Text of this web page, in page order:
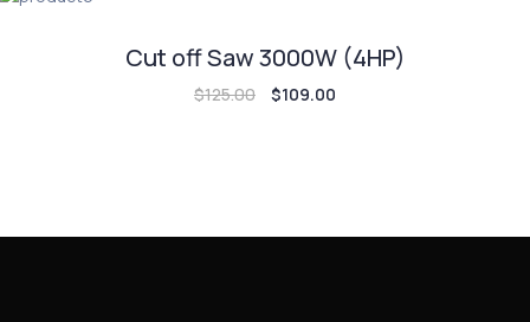
Cut off Saw 3000W (4HP)
$125.00 $109.00